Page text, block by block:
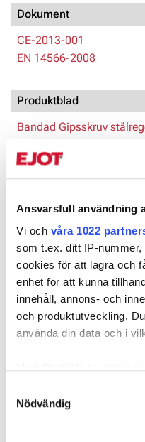
Ansvarsfull användning
Vi och våra 1022
som t.ex. ditt IP-
cookies för att lagra och
enhet för att kunna
innehåll, annons- och
och produktutveckling.
använda din data och i
kan ha en
Nödvändig
Dokument
CE-2013-001
EN 14566-2008
Produktblad
Bandad Gipsskruv
▼ 900081
▼ 900082